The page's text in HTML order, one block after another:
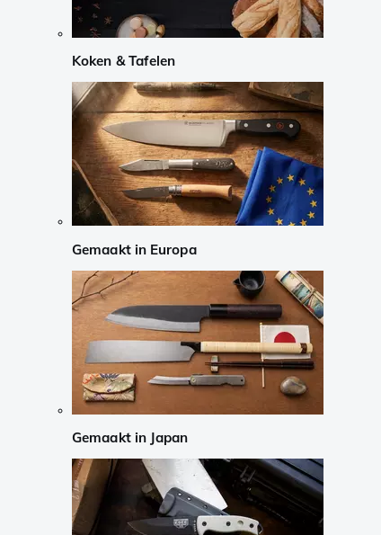
Koken & Tafelen
Gemaakt in Europa
Gemaakt in Japan